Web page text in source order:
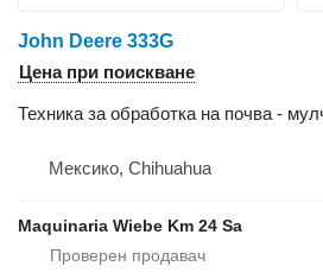
John Deere 333G
Цена при поискване
Техника за обработка на почва -
Мексико, Chihuahua
Maquinaria Wiebe Km 24 Sa